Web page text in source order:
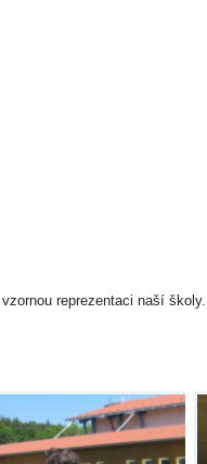
reprezentaci naší školy.